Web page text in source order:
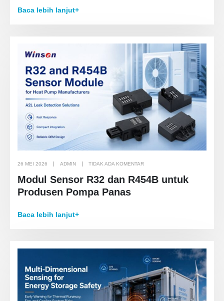
Baca lebih lanjut+
26 MEI 2026 ADMIN TIDAK ADA KOMENTAR
Modul Sensor R32 dan R454B untuk
Produsen Pompa Panas
Baca lebih lanjut+